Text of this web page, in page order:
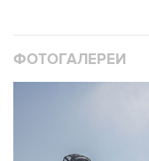
ФОТОГАЛЕРЕИ